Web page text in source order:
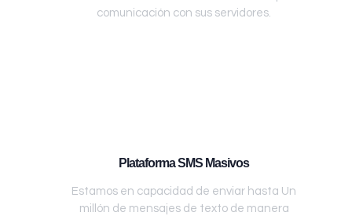
comunicación con sus servidores.
Plataforma SMS Masivos
Estamos en capacidad de enviar hasta Un
millón de mensajes de texto de manera